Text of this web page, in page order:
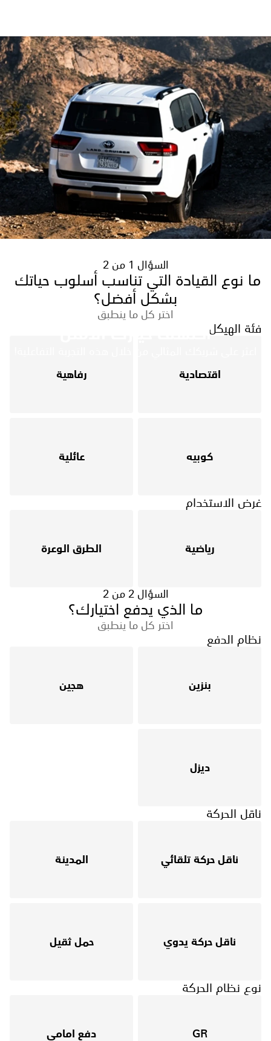
اكتشف خيارك الأمثل
السؤال 1 من 2
بشكل أفضل؟
اختر كل ما ينطبق
فئة الهيكل
اقتصادية رفاهية
كوبيه عائلية
غرض الاستخدام
رياضية الطرق الوعرة
السؤال 2 من 2
ما الذي يدفع اختيارك؟
اختر كل ما ينطبق
نظام الدفع
بنزين هجين
ديزل
ناقل الحركة
ناقل حركة تلقائي المدينة
ناقل حركة يدوي حمل ثقيل
نوع نظام الحركة
GR دفع امامي